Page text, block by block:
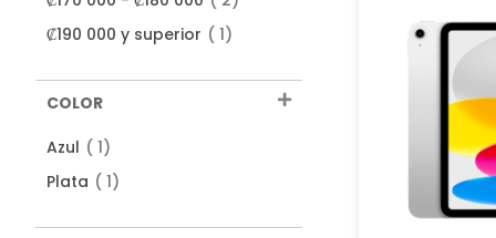
₡190 000 y superior 1producto
COLOR
Azul
1producto
Plata
1producto